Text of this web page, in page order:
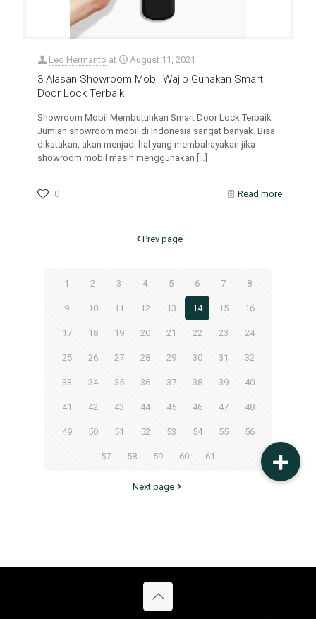
Leo Hermanto at August 11, 2021
3 Alasan Showroom Mobil Wajib Gunakan Smart
Door Lock Terbaik
Showroom Mobil Membutuhkan Smart Door Lock Terbaik
Jumlah showroom mobil di Indonesia sangat banyak. Bisa
dikatakan, akan menjadi hal yang membahayakan jika
showroom mobil masih menggunakan […]
0 Read more
Prev page
1 2 3 4 5 6 7 8
9 10 11 12 13 14 15 16
17 18 19 20 21 22 23 24
25 26 27 28 29 30 31 32
33 34 35 36 37 38 39 40
41 42 43 44 45 46 47 48
49 50 51 52 53 54 55 56
57 58 59 60 61
Next page